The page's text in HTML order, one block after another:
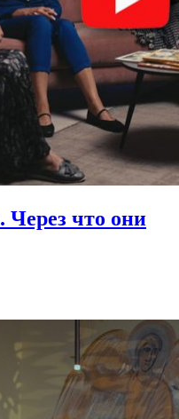
Через что они